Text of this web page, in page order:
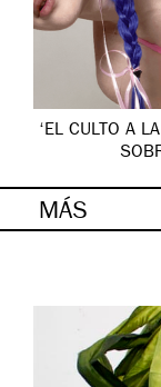
‘EL CULTO A
MÁS